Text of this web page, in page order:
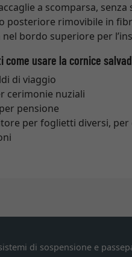
a scomparsa, senza
posteriore rimovibile in
nel bordo superiore per
come usare la cornice
di viaggio
cerimonie nuziali
pensione
per foglietti diversi,
di sospensione e